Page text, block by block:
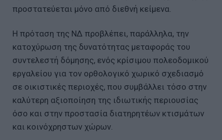
προστατεύεται μόνο από διεθνή κείμενα.
Η πρόταση της ΝΔ προβλέπει, παράλληλα, την
κατοχύρωση της δυνατότητας μεταφοράς του
συντελεστή δόμησης, ενός κρίσιμου πολεοδομικού
εργαλείου για τον ορθολογικό χωρικό σχεδιασμό
σε οικιστικές περιοχές, που συμβάλλει τόσο στην
καλύτερη αξιοποίηση της ιδιωτικής περιουσίας
όσο και στην προστασία διατηρητέων κτισμάτων
και κοινόχρηστων χώρων.